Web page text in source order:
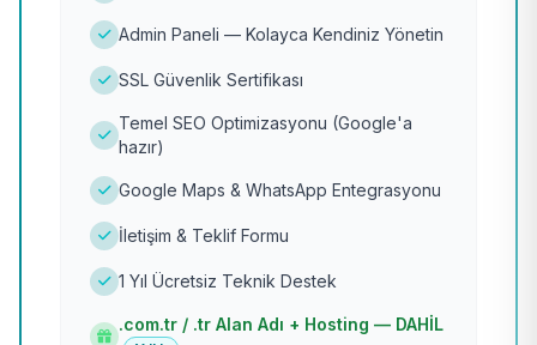
Admin Paneli — Kolayca Kendiniz Yönetin
SSL Güvenlik Sertifikası
Temel SEO Optimizasyonu (Google'a
hazır)
Google Maps & WhatsApp Entegrasyonu
İletişim & Teklif Formu
1 Yıl Ücretsiz Teknik Destek
.com.tr / .tr Alan Adı + Hosting — DAHİL